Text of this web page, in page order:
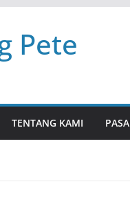
Pete
TENTANG KAMI